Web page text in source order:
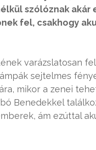
szólóznak akár
fel, csakhogy
varázslatosan
sejtelmes
mikor a zenei
Benedekkel
ám ezúttal